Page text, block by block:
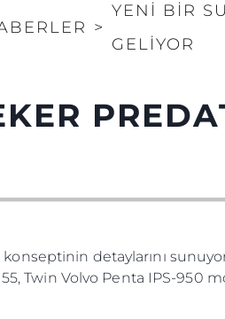
>
YENİ BİR
GELİYOR
detaylarını
Twin Volvo Penta IPS-950